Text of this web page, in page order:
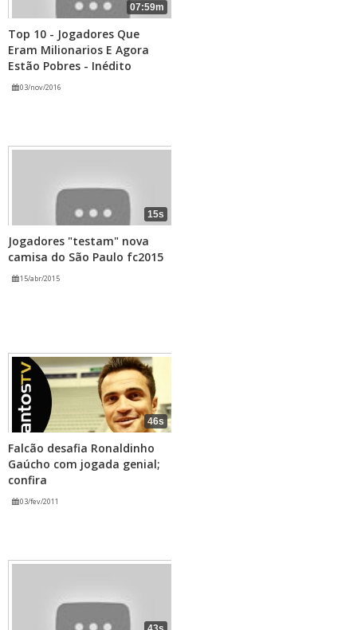
07:59m
Top 10 - Jogadores Que
Eram Milionarios E Agora
Estão Pobres - Inédito
03/nov/2016
15s
Jogadores "testam" nova
camisa do São Paulo fc2015
15/abr/2015
46s
Falcão desafia Ronaldinho
Gaúcho com jogada genial;
confira
03/fev/2011